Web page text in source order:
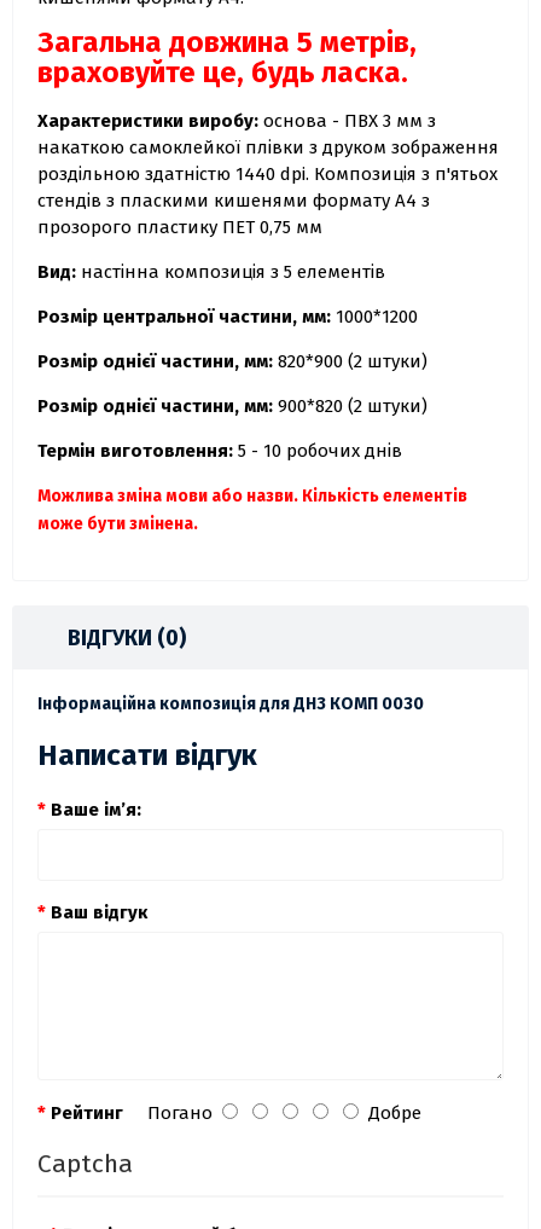
Загальна довжина 5 метрів,
враховуйте це, будь ласка.
Характеристики виробу: основа - ПВХ 3 мм з
накаткою самоклейкої плівки з друком зображення
роздільною здатністю 1440 dpi. Композиція з п'ятьох
стендів з пласкими кишенями формату А4 з
прозорого пластику ПЕТ 0,75 мм
Вид: настінна композиція з 5 елементів
Розмір центральної частини, мм: 1000*1200
Розмір однієї частини, мм: 820*900 (2 штуки)
Розмір однієї частини, мм: 900*820 (2 штуки)
Термін виготовлення: 5 - 10 робочих днів
Можлива зміна мови або назви. Кількість елементів
може бути змінена.
ВІДГУКИ (0)
Інформаційна композиція для ДНЗ КОМП 0030
Написати відгук
Ваше ім’я:
Ваш відгук
Рейтинг Погано Добре
Captcha